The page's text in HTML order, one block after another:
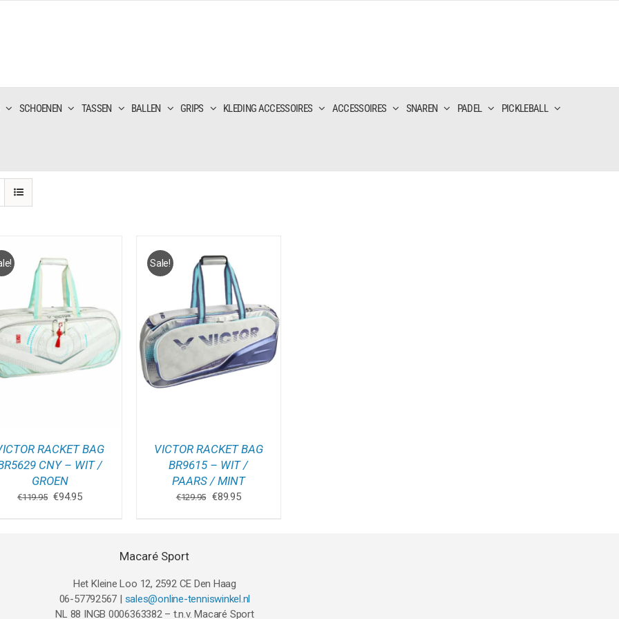
SCHOENEN TASSEN BALLEN GRIPS KLEDING ACCESSOIRES ACCESSOIRES SNAREN PADEL PICKLEBALL
RACKET BAG
CNY – WIT /
GROEN
€119.95 Oorspronkelijke
€94.95Huidige
Sale!
TOEVOEGEN AAN
WINKELWAGEN
DETAILS
VICTOR RACKET BAG
BR9615 – WIT /
PAARS / MINT
€129.95 Oorspronkelijke
€89.95Huidige
Macaré Sport
Het Kleine Loo 12, 2592 CE Den Haag
06-57792567 | sales@online-tenniswinkel.nl
NL 88 INGB 0006363382 – t.n.v. Macaré Sport